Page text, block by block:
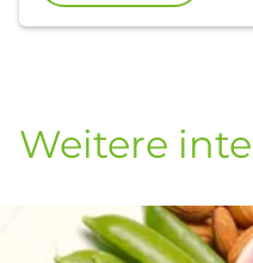
Lebensberatung auf
Weitere